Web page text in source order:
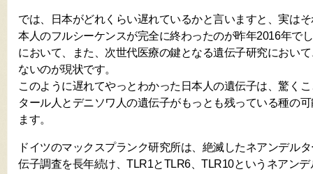
では、日本がどれくらい遅れているかと言いますと、実は
本人のフルシーケンスが完全に終わったのが昨年2016年で
において、また、次世代医療の鍵となる遺伝子研究におい
ないのが現状です。
このように遅れてやっとわかった日本人の遺伝子は、驚く
タール人とデニソワ人の遺伝子がもっとも残っている種の
ます。
ドイツのマックスプランク研究所は、絶滅したネアンデル
伝子調査を長年続け、TLR1とTLR6、TLR10というネアン